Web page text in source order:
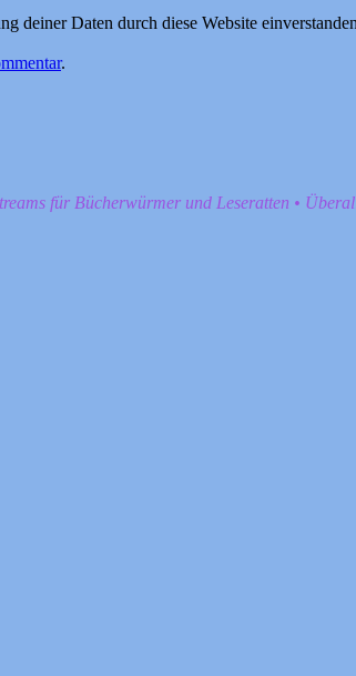
deiner Daten durch diese Website
.
für Bücherwürmer und Leseratten •